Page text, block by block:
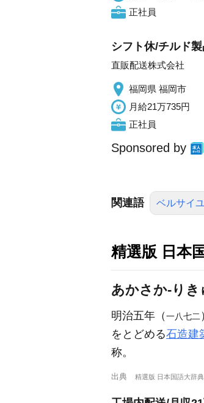
正社員
シフト休/チルド
直販配送株式会社
福岡県 福岡市
月給21万735円
正社員
Sponsored by
関連語 ベルサイ
精選版 日本
あかさか‐りき
明治五年（一八七二
をとどめる石造建
称。
出典 精選版 日本国語大辞典